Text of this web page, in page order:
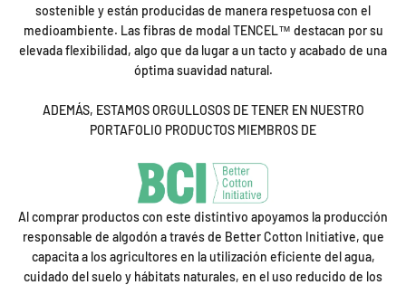
sostenible y están producidas de manera respetuosa con el
medioambiente. Las fibras de modal TENCEL™ destacan por su
elevada flexibilidad, algo que da lugar a un tacto y acabado de una
óptima suavidad natural.
ADEMÁS, ESTAMOS ORGULLOSOS DE TENER EN NUESTRO
PORTAFOLIO PRODUCTOS MIEMBROS DE
Al comprar productos con este distintivo apoyamos la producción
responsable de algodón a través de Better Cotton Initiative, que
capacita a los agricultores en la utilización eficiente del agua,
cuidado del suelo y hábitats naturales, en el uso reducido de los